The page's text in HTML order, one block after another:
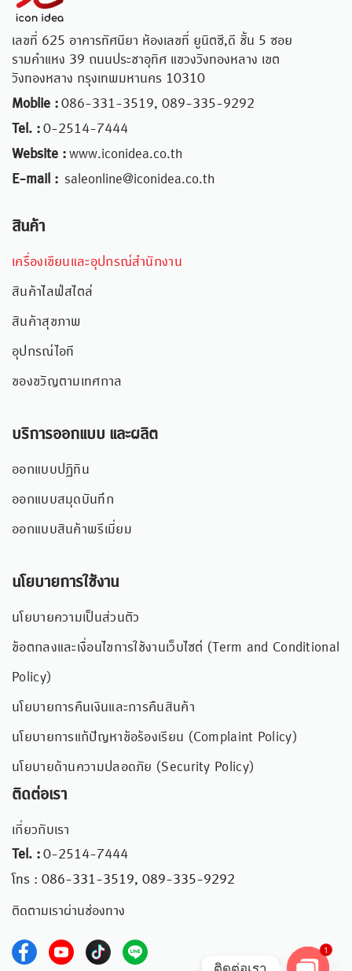
เลขที่ 625 อาคารทัศนียา ห้องเลขที่ ยูนิตซี,ดี ชั้น 5 ซอย
รามคำแหง 39 ถนนประชาอุทิศ แขวงวังทองหลาง เขต
วังทองหลาง กรุงเทพมหานคร 10310
Moblie :086-331-3519, 089-335-9292
Tel. :0-2514-7444
Website :www.iconidea.co.th
E-mail : saleonline@iconidea.co.th
สินค้า
เครื่องเขียนและอุปกรณ์สำนักงาน
สินค้าไลฟ์สไตล์
สินค้าสุขภาพ
อุปกรณ์ไอที
ของขวัญตามเทศกาล
บริการออกแบบ และผลิต
ออกแบบปฏิทิน
ออกแบบสมุดบันทึก
ออกแบบสินค้าพรีเมี่ยม
นโยบายการใช้งาน
นโยบายความเป็นส่วนตัว
ข้อตกลงและเงื่อนไขการใช้งานเว็บไซต์ (Term and Conditional
Policy)
นโยบายการคืนเงินและการคืนสินค้า
นโยบายการแก้ปัญหาข้อร้องเรียน (Complaint Policy)
นโยบายด้านความปลอดภัย (Security Policy)
ติดต่อเรา
เกี่ยวกับเรา
Tel. :0-2514-7444
โทร : 086-331-3519, 089-335-9292
ติดตามเราผ่านช่องทาง
1